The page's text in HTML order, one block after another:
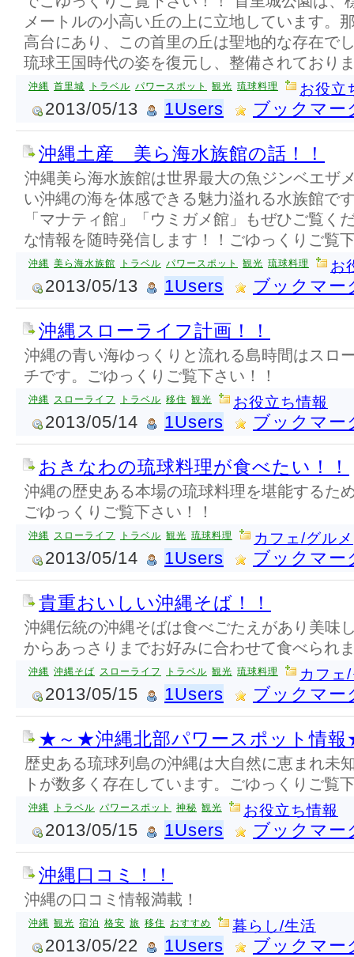
メートルの小高い丘の上に立地しています。
高台にあり、この首里の丘は聖地的な存在で
琉球王国時代の姿を復元し、整備されており
沖縄 首里城 トラベル パワースポット 観光 琉球料理 お役立
2013/05/13 1Users ブックマー
沖縄土産 美ら海水族館の話！！
沖縄美ら海水族館は世界最大の魚ジンベエザ
い沖縄の海を体感できる魅力溢れる水族館で
「マナティ館」「ウミガメ館」もぜひご覧く
な情報を随時発信します！！ごゆっくりご覧
沖縄 美ら海水族館 トラベル パワースポット 観光 琉球料理 お
2013/05/13 1Users ブックマー
沖縄スローライフ計画！！
沖縄の青い海ゆっくりと流れる島時間はスロ
チです。ごゆっくりご覧下さい！！
沖縄 スローライフ トラベル 移住 観光 お役立ち情報
2013/05/14 1Users ブックマー
おきなわの琉球料理が食べたい！！
沖縄の歴史ある本場の琉球料理を堪能するた
ごゆっくりご覧下さい！！
沖縄 スローライフ トラベル 観光 琉球料理 カフェ/グルメ
2013/05/14 1Users ブックマー
貴重おいしい沖縄そば！！
沖縄伝統の沖縄そばは食べごたえがあり美味
からあっさりまでお好みに合わせて食べられ
沖縄 沖縄そば スローライフ トラベル 観光 琉球料理 カフェ
2013/05/15 1Users ブックマー
★～★沖縄北部パワースポット情
歴史ある琉球列島の沖縄は大自然に恵まれ未
トが数多く存在しています。ごゆっくりご覧
沖縄 トラベル パワースポット 神秘 観光 お役立ち情報
2013/05/15 1Users ブックマー
沖縄口コミ！！
沖縄の口コミ情報満載！
沖縄 観光 宿泊 格安 旅 移住 おすすめ 暮らし/生活
2013/05/22 1Users ブックマー